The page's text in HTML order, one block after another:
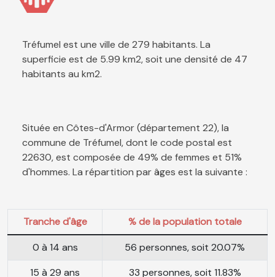
Tréfumel est une ville de 279 habitants. La
superficie est de 5.99 km2, soit une densité de 47
habitants au km2.
Située en Côtes-d'Armor (département 22), la
commune de Tréfumel, dont le code postal est
22630, est composée de 49% de femmes et 51%
d'hommes. La répartition par âges est la suivante :
Tranche d'âge
% de la population totale
0 à 14 ans
56 personnes, soit 20.07%
15 à 29 ans
33 personnes, soit 11.83%